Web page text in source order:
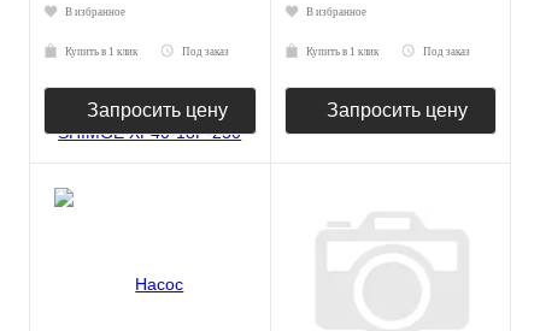
В избранное
Купить в 1 клик Под заказ
Запросить цену
В избранное
Купить в 1 клик Под заказ
Запросить цену